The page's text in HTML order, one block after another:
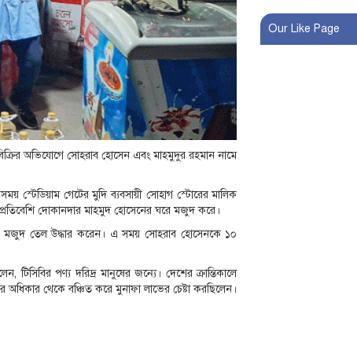
অভিযোগে সোহরাব হোসেন এবং মাহমুদুর রহমান নামে
স্টেডিয়াম গেটের মুদি ব্যবসায়ী সোহাগ স্টোরের মালিক
দোকানদার মাহমুদ হোসেনের ঘরে মজুদ করে।
মজুদ তেল উদ্ধার করেন। এ সময় সোহরাব হোসেনকে ১০
টিসিবির পণ্য দরিদ্র মানুষের জন্যে। দেশের ক্রান্তিকালে
অধিকার থেকে বঞ্চিত করে মুনাফা লাভের চেষ্টা করছিলেন।
Our Like Page